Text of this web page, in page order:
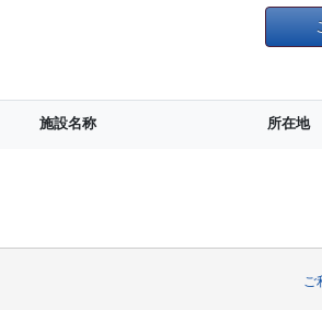
施設名称 所在地
ご